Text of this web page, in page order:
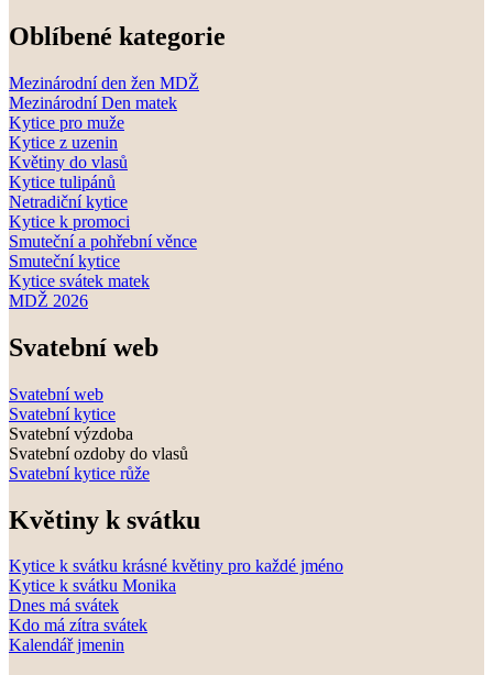
Oblíbené kategorie
Mezinárodní den žen MDŽ
Mezinárodní Den matek
Kytice pro muže
Kytice z uzenin
Květiny do vlasů
Kytice tulipánů
Netradiční kytice
Kytice k promoci
Smuteční a pohřební věnce
Smuteční kytice
Kytice svátek matek
MDŽ 2026
Svatební web
Svatební web
Svatební kytice
Svatební výzdoba
Svatební ozdoby do vlasů
Svatební kytice růže
Květiny k svátku
Kytice k svátku krásné květiny pro každé jméno
Kytice k svátku Monika
Dnes má svátek
Kdo má zítra svátek
Kalendář jmenin